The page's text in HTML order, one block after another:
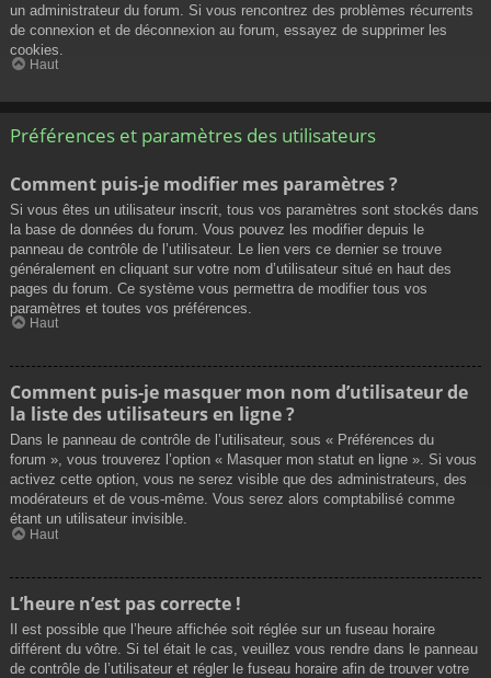
un administrateur du forum. Si vous rencontrez des problèmes récurrents
de connexion et de déconnexion au forum, essayez de supprimer les
cookies.
Haut
Préférences et paramètres des utilisateurs
Comment puis-je modifier mes paramètres ?
Si vous êtes un utilisateur inscrit, tous vos paramètres sont stockés dans
la base de données du forum. Vous pouvez les modifier depuis le
panneau de contrôle de l’utilisateur. Le lien vers ce dernier se trouve
généralement en cliquant sur votre nom d’utilisateur situé en haut des
pages du forum. Ce système vous permettra de modifier tous vos
paramètres et toutes vos préférences.
Haut
Comment puis-je masquer mon nom d’utilisateur de
la liste des utilisateurs en ligne ?
Dans le panneau de contrôle de l’utilisateur, sous « Préférences du
forum », vous trouverez l’option « Masquer mon statut en ligne ». Si vous
activez cette option, vous ne serez visible que des administrateurs, des
modérateurs et de vous-même. Vous serez alors comptabilisé comme
étant un utilisateur invisible.
Haut
L’heure n’est pas correcte !
Il est possible que l’heure affichée soit réglée sur un fuseau horaire
différent du vôtre. Si tel était le cas, veuillez vous rendre dans le panneau
de contrôle de l’utilisateur et régler le fuseau horaire afin de trouver votre